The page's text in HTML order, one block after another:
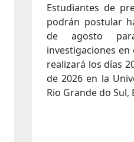
Estudiantes de
podrán postular
de agosto
investigaciones
realizará los días
de 2026 en la
Rio Grande do Sul,